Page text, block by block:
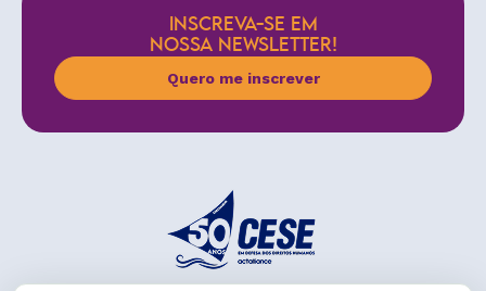
INSCREVA-SE EM
NOSSA NEWSLETTER!
Quero me inscrever